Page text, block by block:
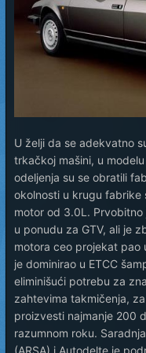
U želji da se adekvatno
trkačkoj mašini, u
odeljenja su se obratili
okolnosti u krugu fabrike
motor od 3.0L.
u ponudu za GTV, ali je
motora ceo projekat pao
je dominirao u ETCC
eliminišući potrebu za
zahtevima takmičenja,
proizvesti najmanje 200
razumnom roku.